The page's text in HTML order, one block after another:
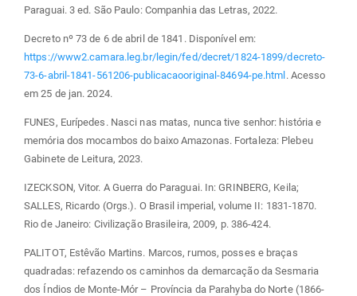
Paraguai. 3 ed. São Paulo: Companhia das Letras, 2022.
Decreto nº 73 de 6 de abril de 1841. Disponível em:
https://www2.camara.leg.br/legin/fed/decret/1824-1899/decreto-
73-6-abril-1841-561206-publicacaooriginal-84694-pe.html. Acesso
em 25 de jan. 2024.
FUNES, Eurípedes. Nasci nas matas, nunca tive senhor: história e
memória dos mocambos do baixo Amazonas. Fortaleza: Plebeu
Gabinete de Leitura, 2023.
IZECKSON, Vitor. A Guerra do Paraguai. In: GRINBERG, Keila;
SALLES, Ricardo (Orgs.). O Brasil imperial, volume II: 1831-1870.
Rio de Janeiro: Civilização Brasileira, 2009, p. 386-424.
PALITOT, Estêvão Martins. Marcos, rumos, posses e braças
quadradas: refazendo os caminhos da demarcação da Sesmaria
dos Índios de Monte-Mór – Província da Parahyba do Norte (1866-